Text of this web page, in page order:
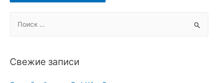
r
Свежие записи